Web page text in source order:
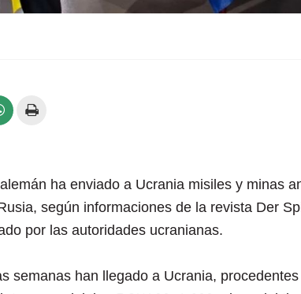
ha enviado a Ucrania misiles y minas
según informaciones de la revista Der
por las autoridades ucranianas.
semanas han llegado a Ucrania,